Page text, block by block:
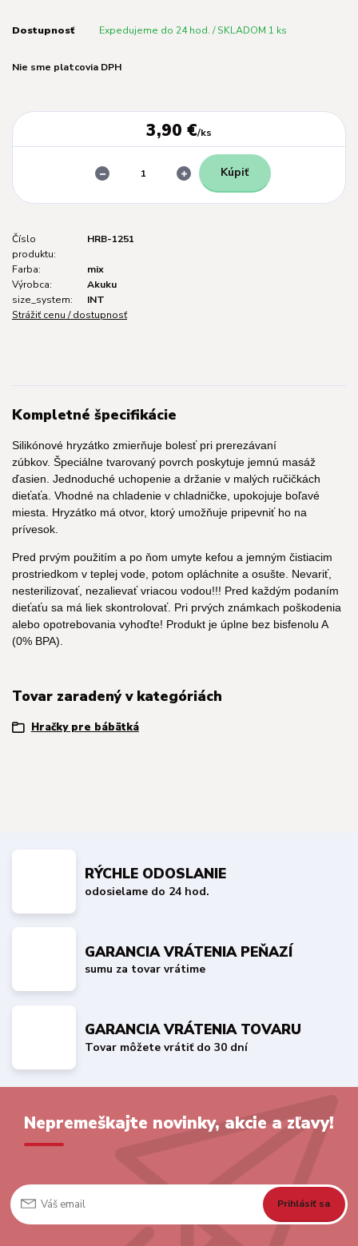
Dostupnosť Expedujeme do 24 hod. / SKLADOM 1 ks
Nie sme platcovia DPH
3,90 €/ks
Kúpiť
Číslo
produktu:
HRB-1251
Farba:
mix
Výrobca:
Akuku
size_system:
INT
Strážiť cenu / dostupnosť
Kompletné špecifikácie
Silikónové hryzátko zmierňuje bolesť pri prerezávaní
zúbkov. Špeciálne tvarovaný povrch poskytuje jemnú masáž
ďasien. Jednoduché uchopenie a držanie v malých ručičkách
dieťaťa. Vhodné na chladenie v chladničke, upokojuje boľavé
miesta. Hryzátko má otvor, ktorý umožňuje pripevniť ho na
prívesok.
Pred prvým použitím a po ňom umyte kefou a jemným čistiacim
prostriedkom v teplej vode, potom opláchnite a osušte. Nevariť,
nesterilizovať, nezalievať vriacou vodou!!! Pred každým podaním
dieťaťu sa má liek skontrolovať. Pri prvých známkach poškodenia
alebo opotrebovania vyhoďte! Produkt je úplne bez bisfenolu A
(0% BPA).
Tovar zaradený v kategóriách
Hračky pre bábätká
RÝCHLE ODOSLANIE
odosielame do 24 hod.
GARANCIA VRÁTENIA PEŇAZÍ
sumu za tovar vrátime
GARANCIA VRÁTENIA TOVARU
Tovar môžete vrátiť do 30 dní
Nepremeškajte novinky, akcie a zľavy!
Prihlásiť sa